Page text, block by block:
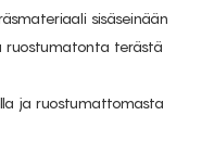
sisäseinään
terästä
ja ruostumattomasta